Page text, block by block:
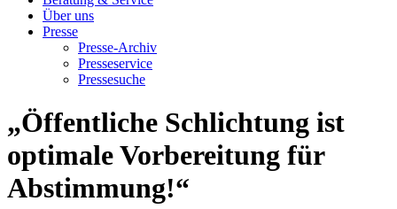
Über uns
Presse
Presse-Archiv
Presseservice
Pressesuche
„Öffentliche Schlichtung ist
optimale Vorbereitung für
Abstimmung!“